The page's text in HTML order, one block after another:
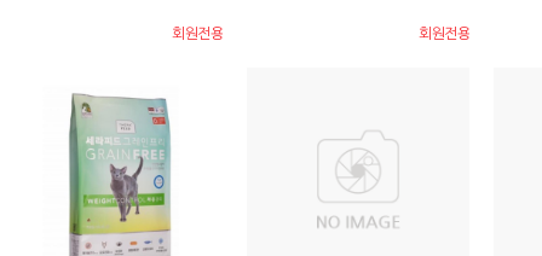
회원전용 회원전용